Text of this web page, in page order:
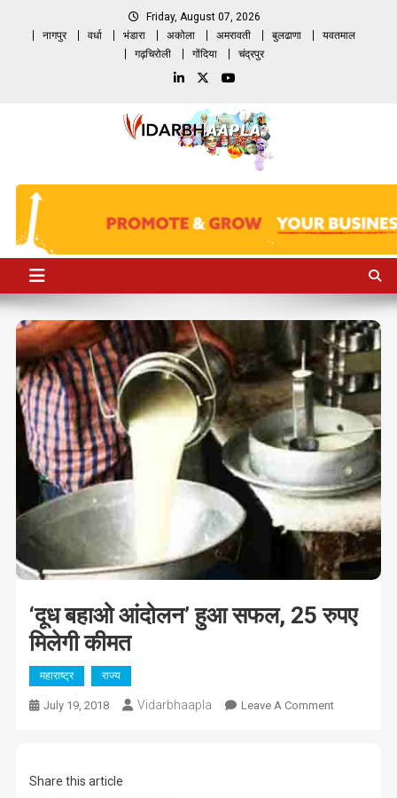
Friday, August 07, 2026
नागपुर
वर्धा भंडारा अकोला अमरावती बुलढाणा
यवतमाल
गढ़चिरोली
गोंदिया चंद्रपुर
‘दूध बहाओ आंदोलन’ हुआ सफल, 25 रुपए
मिलेगी कीमत
महाराष्ट्र राज्य
July 19, 2018 Vidarbhaapla Leave A CommentOn
Share this article